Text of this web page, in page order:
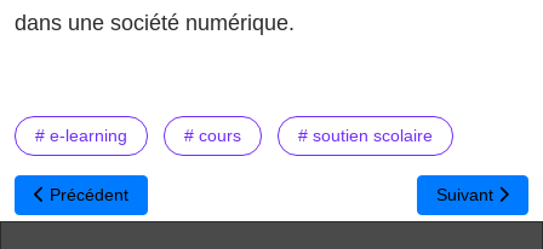
dans une société numérique.
# e-learning # cours # soutien scolaire
Article précédent : Face Privacy : la solution libre pour partager
Précédent Article
Suivant